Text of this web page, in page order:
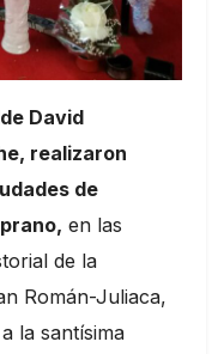
David
realizaron
de
en las
de la
Román-Juliaca,
la santísima